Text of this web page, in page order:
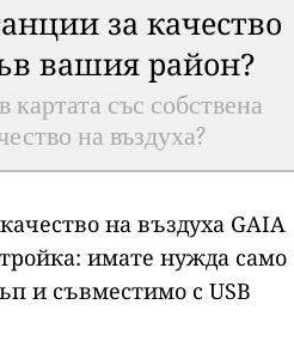
за качество
вашия район?
картата със собствена
на въздуха?
на въздуха GAIA
имате нужда само
и съвместимо с USB